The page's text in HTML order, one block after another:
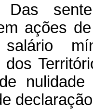
Das
ações
dos